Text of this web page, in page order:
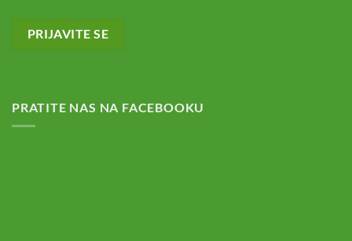
PRATITE NAS NA FACEBOOKU